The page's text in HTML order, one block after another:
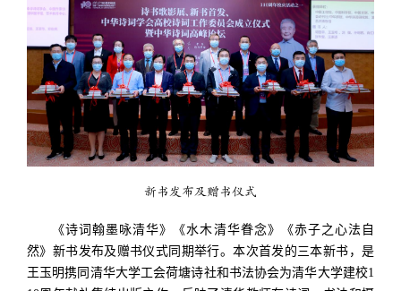
新书发布及赠书仪式
《诗词翰墨咏清华》《水木清华眷念》《赤子之心法自
然》新书发布及赠书仪式同期举行。本次首发的三本新书，是
王玉明携同清华大学工会荷塘诗社和书法协会为清华大学建校1